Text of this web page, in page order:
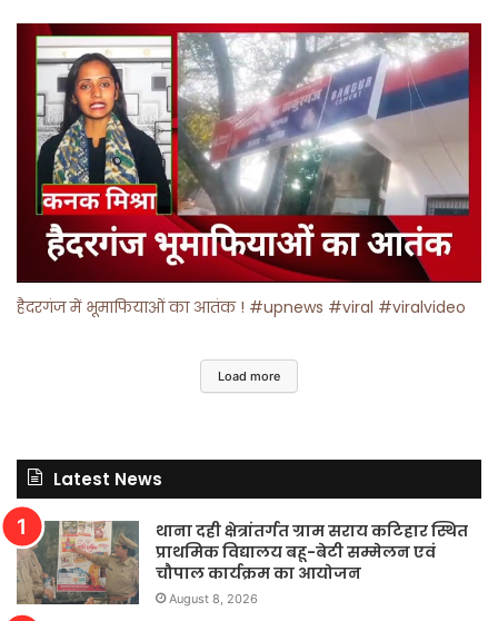
हैदरगंज में भूमाफियाओं का आतंक ! #upnews #viral #viralvideo
Load more
Latest News
थाना दही क्षेत्रांतर्गत ग्राम सराय कटिहार स्थित
प्राथमिक विद्यालय बहू-बेटी सम्मेलन एवं
चौपाल कार्यक्रम का आयोजन
August 8, 2026